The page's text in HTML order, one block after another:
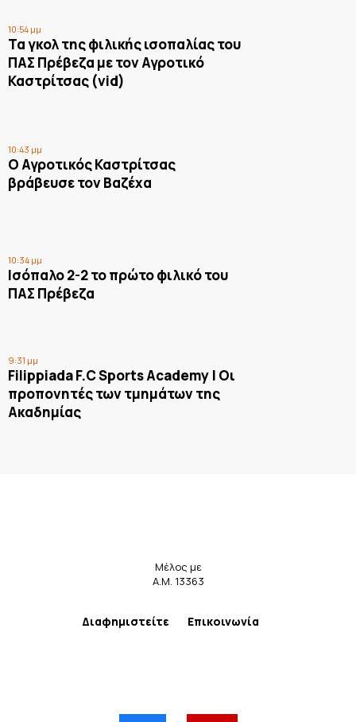
10:54 μμ
Τα γκολ της φιλικής ισοπαλίας του
ΠΑΣ Πρέβεζα με τον Αγροτικό
Καστρίτσας (vid)
10:43 μμ
Ο Αγροτικός Καστρίτσας
βράβευσε τον Βαζέχα
10:34 μμ
Ισόπαλο 2-2 το πρώτο φιλικό του
ΠΑΣ Πρέβεζα
9:31 μμ
Filippiada F.C Sports Academy | Οι
προπονητές των τμημάτων της
Ακαδημίας
Μέλος με
Α.Μ. 13363
Διαφημιστείτε Επικοινωνία